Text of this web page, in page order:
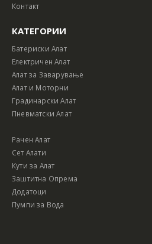
Контакт
КАТЕГОРИИ
Батериски Алат
Електричен Алат
Алат за Заварување
Алат и Моторни
Градинарски Алат
Пневматски Алат
Рачен Алат
Сет Алати
Кути за Алат
Заштитна Опрема
Додатоци
Пумпи за Вода